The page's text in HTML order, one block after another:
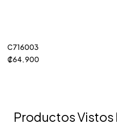
C716003
₡64, 900
Productos